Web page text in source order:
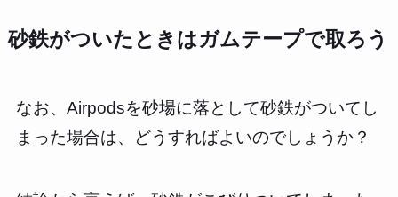
砂鉄がついたときはガムテープで取ろう
なお、Airpodsを砂場に落として砂鉄がついてし
まった場合は、どうすればよいのでしょうか？